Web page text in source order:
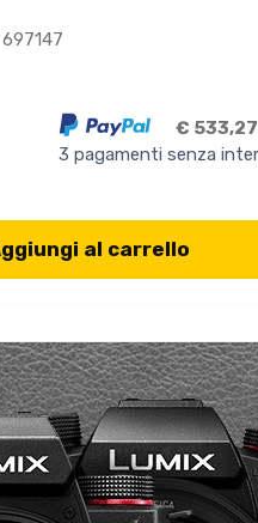
€
3 pagamenti senza
al carrello